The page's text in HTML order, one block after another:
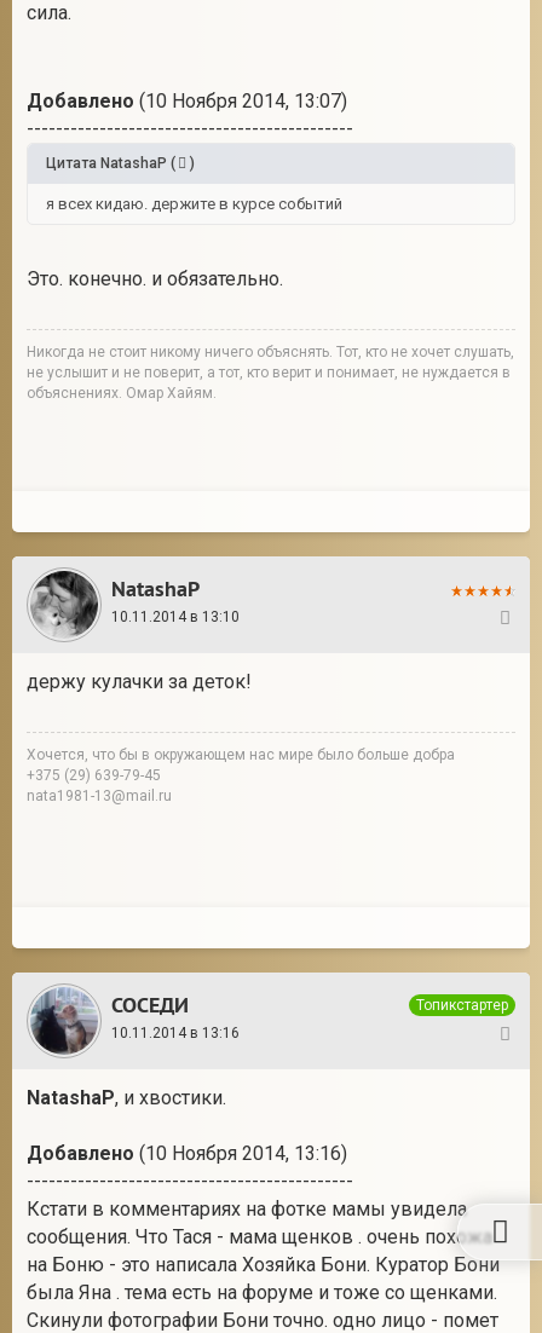
сила.
Добавлено (10 Ноября 2014, 13:07)
---------------------------------------------
Цитата NatashaP ( )
я всех кидаю. держите в курсе событий
Это. конечно. и обязательно.
Никогда не стоит никому ничего объяснять. Тот, кто не хочет слушать,
не услышит и не поверит, а тот, кто верит и понимает, не нуждается в
объяснениях. Омар Хайям.
NatashaP
10.11.2014 в 13:10
держу кулачки за деток!
Хочется, что бы в окружающем нас мире было больше добра
+375 (29) 639-79-45
nata1981-13@mail.ru
СОСЕДИ
Топикстартер
10.11.2014 в 13:16
NatashaP, и хвостики.
Добавлено (10 Ноября 2014, 13:16)
---------------------------------------------
Кстати в комментариях на фотке мамы увидела
сообщения. Что Тася - мама щенков . очень похожа
на Боню - это написала Хозяйка Бони. Куратор Бони
была Яна . тема есть на форуме и тоже со щенками.
Скинули фотографии Бони точно. одно лицо - помет